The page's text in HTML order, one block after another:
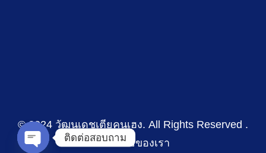
© 2024 วัฒนเดชเตียคุนเฮง. All Rights Reserved .
นโยบายของเรา
ติดต่อสอบถาม